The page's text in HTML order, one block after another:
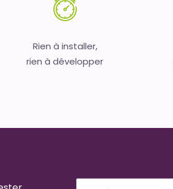
Rien à installer,
rien à développer